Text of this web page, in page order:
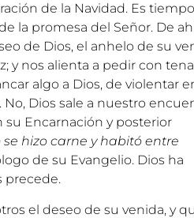
de la Navidad. Es
la promesa del Señor. De
de Dios, el anhelo de su
y nos alienta a pedir con
algo a Dios, de violentar
Dios sale a nuestro
su Encarnación y posterior
se hizo carne y habitó entre
de su Evangelio. Dios ha
precede.
el deseo de su venida, y